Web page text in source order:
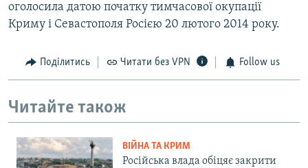
оголосила датою початку тимчасової окупації
Криму і Севастополя Росією 20 лютого 2014 року.
Поділитись Читати без VPN Follow us
Читайте також
ВІЙНА ТА КРИМ
Російська влада обіцяє закрити